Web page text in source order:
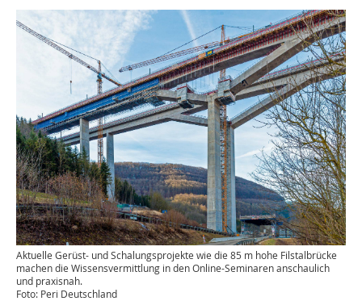
Aktuelle Gerüst- und Schalungsprojekte wie die 85 m hohe Filstalbrücke
machen die Wissensvermittlung in den Online-Seminaren anschaulich
und praxisnah.
Foto: Peri Deutschland